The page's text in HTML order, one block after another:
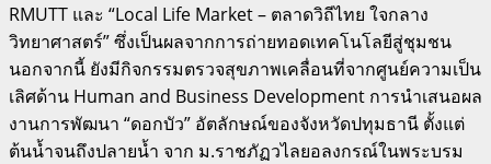
RMUTT และ “Local Life Market – ตลาดวิถีไทย ใจกลาง
วิทยาศาสตร์” ซึ่งเป็นผลจากการถ่ายทอดเทคโนโลยีสู่ชุมชน
นอกจากนี้ ยังมีกิจกรรมตรวจสุขภาพเคลื่อนที่จากศูนย์ความเป็น
เลิศด้าน Human and Business Development การนำเสนอผล
งานการพัฒนา “ดอกบัว” อัตลักษณ์ของจังหวัดปทุมธานี ตั้งแต่
ต้นน้ำจนถึงปลายน้ำ จาก ม.ราชภัฏวไลยอลงกรณ์ในพระบรม